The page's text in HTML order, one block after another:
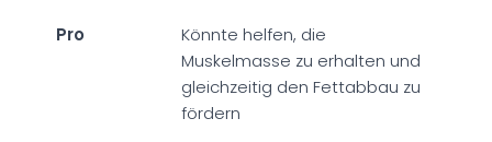
Pro
Könnte helfen, die
Muskelmasse zu erhalten und
gleichzeitig den Fettabbau zu
fördern